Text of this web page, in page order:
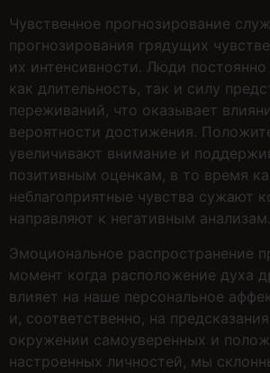
Чувственное прогнозирование
прогнозирования грядущих
их интенсивности. Люди
как длительность, так и силу
переживаний, что оказывает
вероятности достижения.
увеличивают внимание и
позитивным оценкам, в то время
неблагоприятные чувства сужают
направляют к негативным анализам.
Эмоциональное распространение
момент когда расположение духа
влияет на наше персональное
и, соответственно, на
окружении самоуверенных и
настроенных личностей, мы